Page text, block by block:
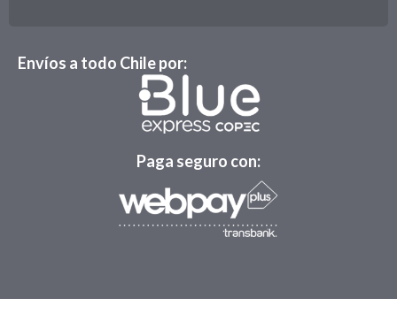
Envíos a todo Chile por:
Paga seguro con: